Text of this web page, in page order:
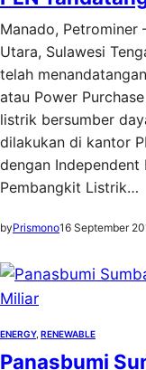
Manado, Petrominer
Utara, Sulawesi
telah
atau Power
listrik bersumber
dilakukan di kantor
dengan Independent
Pembangkit Listrik…
byPrismono16 September
ENERGY, RENEWABLE
Panasbumi